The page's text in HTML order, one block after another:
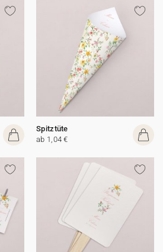
Spitztüte
ab 1,04 €